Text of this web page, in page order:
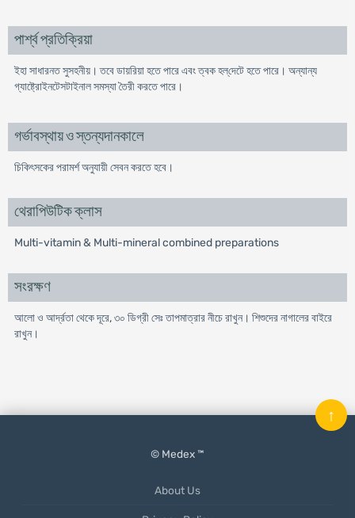
পার্শ্ব প্রতিক্রিয়া
ইহা সাধারনত সুসহনীয়। তবে ডায়রিয়া হতে পারে এবং ত্বক হল্‌দেটে হতে পারে। অন্যান্য
গ্যাষ্ট্রোইনটেসটাইনাল সমস্যা তৈরী করতে পারে।
গর্ভাবস্থায় ও স্তন্যদানকালে
চিকিৎসকের পরামর্শ অনুযায়ী সেবন করতে হবে।
থেরাপিউটিক ক্লাস
Multi-vitamin & Multi-mineral combined preparations
সংরক্ষণ
আলো ও আর্দ্রতা থেকে দূরে, ৩০ ডিগ্রী সেঃ তাপমাত্রার নীচে রাখুন। শিশুদের নাগালের বাইরে
রাখুন।
© Medex ™
About Us
↑